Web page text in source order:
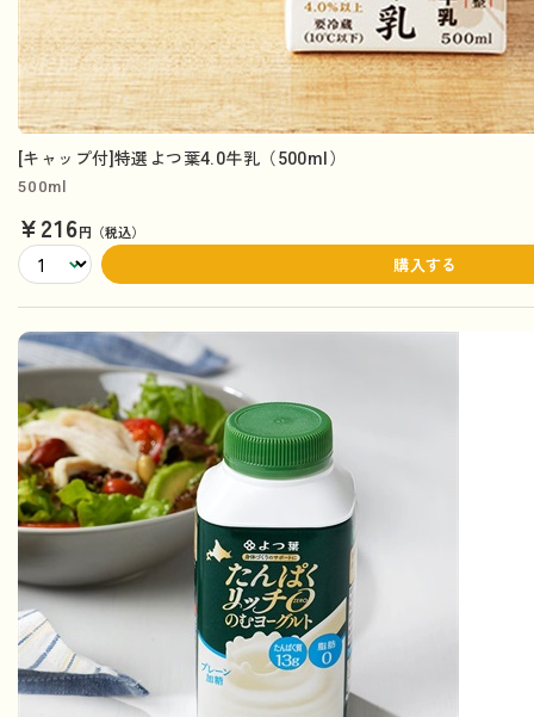
[キャップ付]特選よつ葉4.0牛乳（500ml）
500ml
¥216円（税込）
購入する